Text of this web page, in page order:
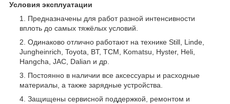
Условия эксплуатации
Предназначены для работ разной интенсивности
вплоть до самых тяжёлых условий.
Одинаково отлично работают на технике Still, Linde,
Jungheinrich, Toyota, BT, TCM, Komatsu, Hyster, Heli,
Hangcha, JAC, Dalian и др.
Постоянно в наличии все аксессуары и расходные
материалы, а также зарядные устройства.
Защищены сервисной поддержкой, ремонтом и